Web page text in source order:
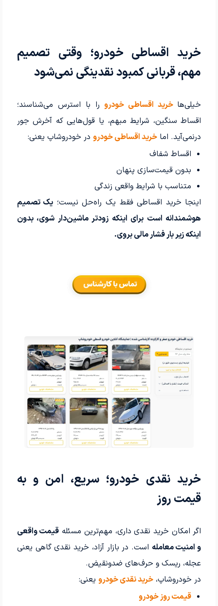
خرید اقساطی خودرو؛ وقتی تصمیم
مهم، قربانی کمبود نقدینگی نمی‌شود
خیلی‌ها خرید اقساطی خودرو را با استرس می‌شناسند؛
اقساط سنگین، شرایط مبهم، یا قول‌هایی که آخرش جور
درنمی‌آید. اما خرید اقساطی خودرو در خودروشاپ یعنی:
اقساط شفاف
بدون قیمت‌سازی پنهان
متناسب با شرایط واقعی زندگی
اینجا خرید اقساطی فقط یک راه‌حل نیست؛ یک تصمیم
هوشمندانه است برای اینکه زودتر ماشین‌دار شوی، بدون
اینکه زیر بار فشار مالی بروی.
خرید نقدی خودرو؛ سریع، امن و به
قیمت روز
اگر امکان خرید نقدی داری، مهم‌ترین مسئله قیمت واقعی
و امنیت معامله است. در بازار آزاد، خرید نقدی گاهی یعنی
عجله، ریسک و حرف‌های ضدونقیض.
در خودروشاپ، خرید نقدی خودرویعنی:
قیمت روز خودرو